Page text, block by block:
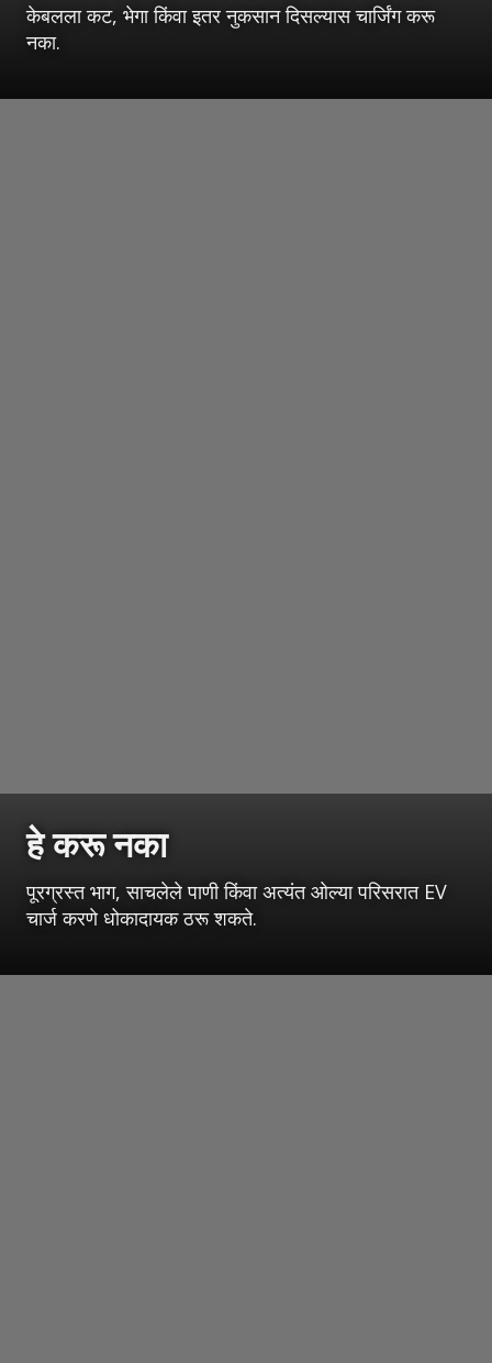
केबलला कट, भेगा किंवा इतर नुकसान दिसल्यास चार्जिंग करू
नका.
हे करू नका
पूरग्रस्त भाग, साचलेले पाणी किंवा अत्यंत ओल्या परिसरात EV
चार्ज करणे धोकादायक ठरू शकते.